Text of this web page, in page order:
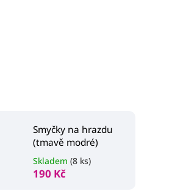
Smyčky na hrazdu
(tmavě modré)
Skladem (8 ks)
190 Kč